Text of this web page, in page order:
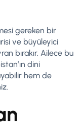
gereken bir
ve büyüleyici
bırakır. Ailece bu
dini
hem de